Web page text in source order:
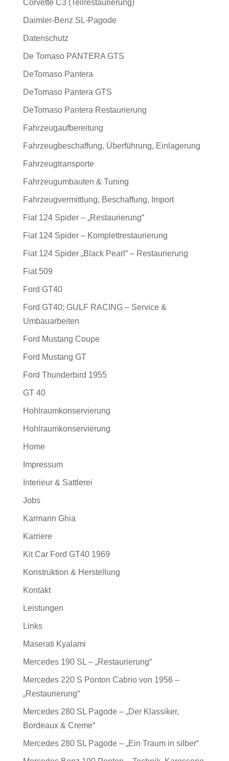
Corvette C3 (Teilrestaurierung)
Daimler-Benz SL-Pagode
Datenschutz
De Tomaso PANTERA GTS
DeTomaso Pantera
DeTomaso Pantera GTS
DeTomaso Pantera Restaurierung
Fahrzeugaufbereitung
Fahrzeugbeschaffung, Überführung, Einlagerung
Fahrzeugtransporte
Fahrzeugumbauten & Tuning
Fahrzeugvermittlung, Beschaffung, Import
Fiat 124 Spider – „Restaurierung“
Fiat 124 Spider – Komplettrestaurierung
Fiat 124 Spider „Black Pearl“ – Restaurierung
Fiat 509
Ford GT40
Ford GT40; GULF RACING – Service &
Umbauarbeiten
Ford Mustang Coupe
Ford Mustang GT
Ford Thunderbird 1955
GT 40
Hohlraumkonservierung
Hohlraumkonservierung
Home
Impressum
Interieur & Sattlerei
Jobs
Karmann Ghia
Karriere
Kit Car Ford GT40 1969
Konstruktion & Herstellung
Kontakt
Leistungen
Links
Maserati Kyalami
Mercedes 190 SL – „Restaurierung“
Mercedes 220 S Ponton Cabrio von 1956 –
„Restaurierung“
Mercedes 280 SL Pagode – „Der Klassiker,
Bordeaux & Creme“
Mercedes 280 SL Pagode – „Ein Traum in silber“